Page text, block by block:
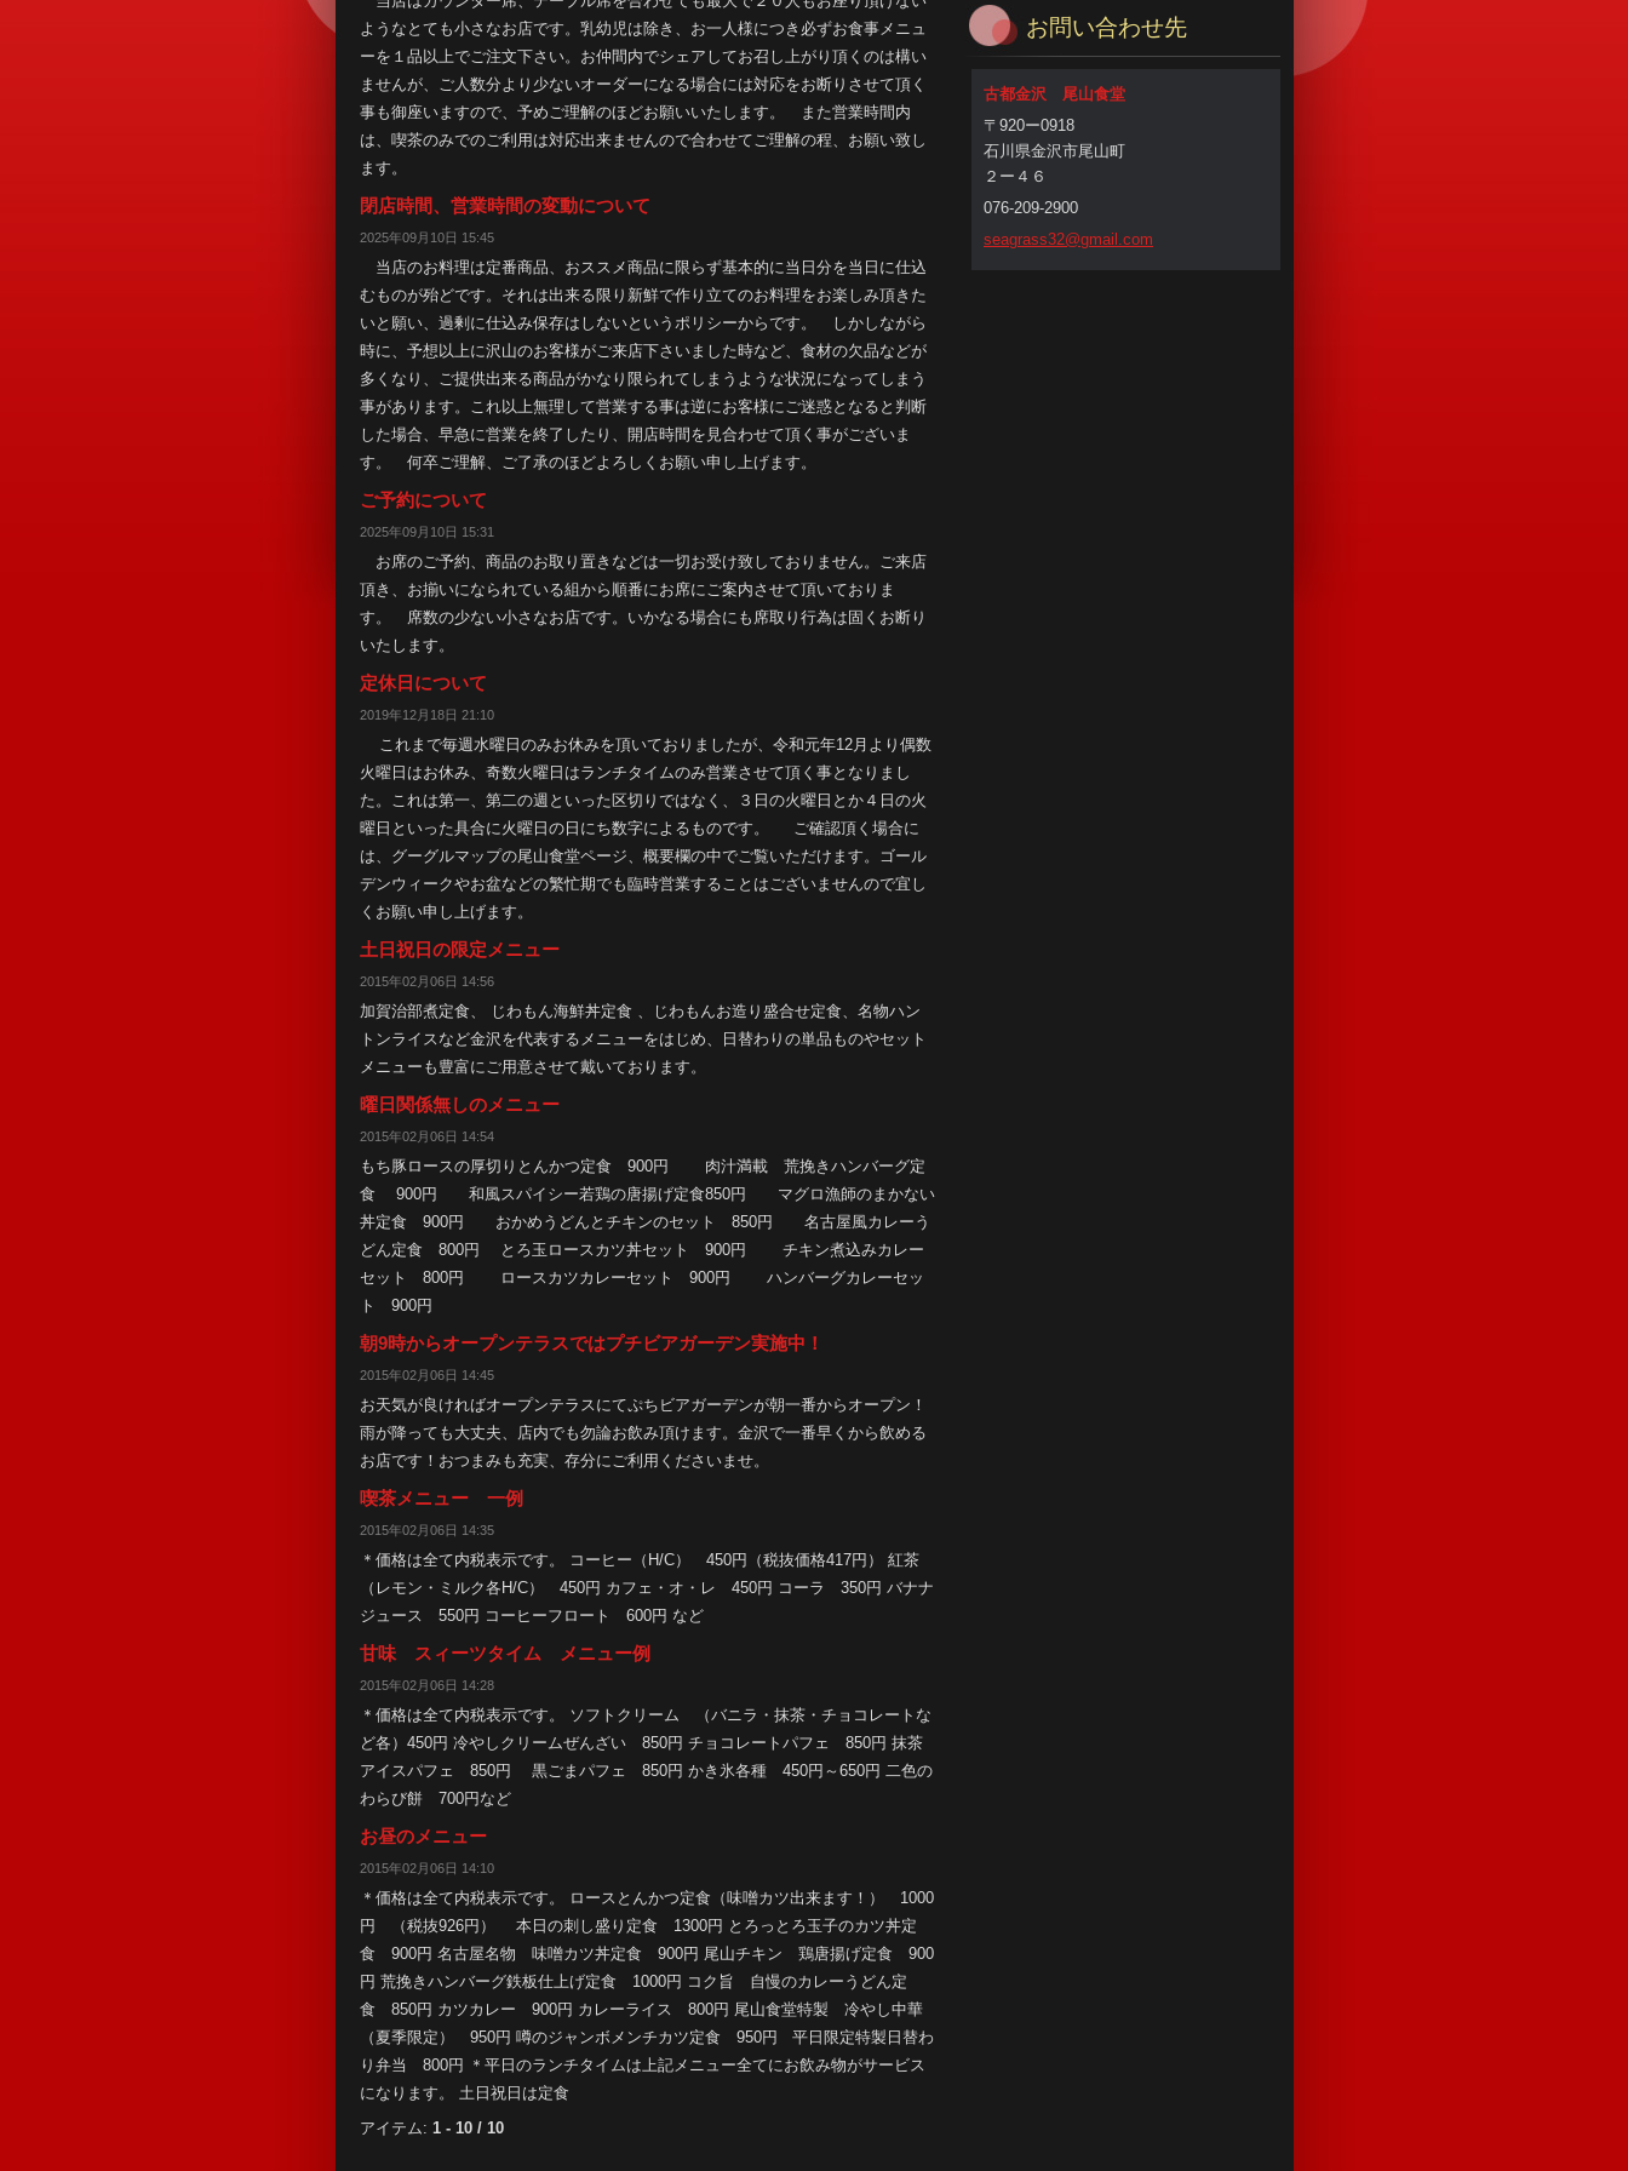
ようなとても小さなお店です。乳幼児は除き、お一人様につき必ずお食事メニュ
ーを１品以上でご注文下さい。お仲間内でシェアしてお召し上がり頂くのは構い
ませんが、ご人数分より少ないオーダーになる場合には対応をお断りさせて頂く
事も御座いますので、予めご理解のほどお願いいたします。 また営業時間内
は、喫茶のみでのご利用は対応出来ませんので合わせてご理解の程、お願い致し
ます。
閉店時間、営業時間の変動について
2025年09月10日 15:45
当店のお料理は定番商品、おススメ商品に限らず基本的に当日分を当日に仕込
むものが殆どです。それは出来る限り新鮮で作り立てのお料理をお楽しみ頂きた
いと願い、過剰に仕込み保存はしないというポリシーからです。 しかしながら
時に、予想以上に沢山のお客様がご来店下さいました時など、食材の欠品などが
多くなり、ご提供出来る商品がかなり限られてしまうような状況になってしまう
事があります。これ以上無理して営業する事は逆にお客様にご迷惑となると判断
した場合、早急に営業を終了したり、開店時間を見合わせて頂く事がございま
す。 何卒ご理解、ご了承のほどよろしくお願い申し上げます。
ご予約について
2025年09月10日 15:31
お席のご予約、商品のお取り置きなどは一切お受け致しておりません。ご来店
頂き、お揃いになられている組から順番にお席にご案内させて頂いておりま
す。 席数の少ない小さなお店です。いかなる場合にも席取り行為は固くお断り
いたします。
定休日について
2019年12月18日 21:10
これまで毎週水曜日のみお休みを頂いておりましたが、令和元年12月より偶数
火曜日はお休み、奇数火曜日はランチタイムのみ営業させて頂く事となりまし
た。これは第一、第二の週といった区切りではなく、３日の火曜日とか４日の火
曜日といった具合に火曜日の日にち数字によるものです。 ご確認頂く場合に
は、グーグルマップの尾山食堂ページ、概要欄の中でご覧いただけます。ゴール
デンウィークやお盆などの繁忙期でも臨時営業することはございませんので宜し
くお願い申し上げます。
土日祝日の限定メニュー
2015年02月06日 14:56
加賀治部煮定食、 じわもん海鮮丼定食 、じわもんお造り盛合せ定食、名物ハン
トンライスなど金沢を代表するメニューをはじめ、日替わりの単品ものやセット
メニューも豊富にご用意させて戴いております。
曜日関係無しのメニュー
2015年02月06日 14:54
もち豚ロースの厚切りとんかつ定食 900円 肉汁満載 荒挽きハンバーグ定
食 900円 和風スパイシー若鶏の唐揚げ定食850円 マグロ漁師のまかない
丼定食 900円 おかめうどんとチキンのセット 850円 名古屋風カレーう
どん定食 800円 とろ玉ロースカツ丼セット 900円 チキン煮込みカレー
セット 800円 ロースカツカレーセット 900円 ハンバーグカレーセッ
ト 900円
朝9時からオープンテラスではプチビアガーデン実施中！
2015年02月06日 14:45
お天気が良ければオープンテラスにてぷちビアガーデンが朝一番からオープン！
雨が降っても大丈夫、店内でも勿論お飲み頂けます。金沢で一番早くから飲める
お店です！おつまみも充実、存分にご利用くださいませ。
喫茶メニュー 一例
2015年02月06日 14:35
＊価格は全て内税表示です。 コーヒー（H/C） 450円（税抜価格417円） 紅茶
（レモン・ミルク各H/C） 450円 カフェ・オ・レ 450円 コーラ 350円 バナナ
ジュース 550円 コーヒーフロート 600円 など
甘味 スィーツタイム メニュー例
2015年02月06日 14:28
＊価格は全て内税表示です。 ソフトクリーム （バニラ・抹茶・チョコレートな
ど各）450円 冷やしクリームぜんざい 850円 チョコレートパフェ 850円 抹茶
アイスパフェ 850円 黒ごまパフェ 850円 かき氷各種 450円～650円 二色の
わらび餅 700円など
お昼のメニュー
2015年02月06日 14:10
＊価格は全て内税表示です。 ロースとんかつ定食（味噌カツ出来ます！） 1000
円 （税抜926円） 本日の刺し盛り定食 1300円 とろっとろ玉子のカツ丼定
食 900円 名古屋名物 味噌カツ丼定食 900円 尾山チキン 鶏唐揚げ定食 900
円 荒挽きハンバーグ鉄板仕上げ定食 1000円 コク旨 自慢のカレーうどん定
食 850円 カツカレー 900円 カレーライス 800円 尾山食堂特製 冷やし中華
（夏季限定） 950円 噂のジャンボメンチカツ定食 950円 平日限定特製日替わ
り弁当 800円 ＊平日のランチタイムは上記メニュー全てにお飲み物がサービス
になります。 土日祝日は定食
アイテム: 1 - 10 / 10
お問い合わせ先
古都金沢 尾山食堂
〒920ー0918
石川県金沢市尾山町
２ー４６
076-209-2900
seagrass32@gmail .com